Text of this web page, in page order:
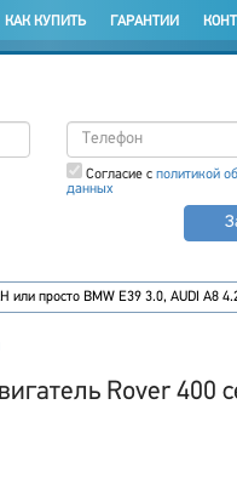
КАК КУПИТЬ ГАРАНТИИ
Согласие с политикой
данных
Rover 400